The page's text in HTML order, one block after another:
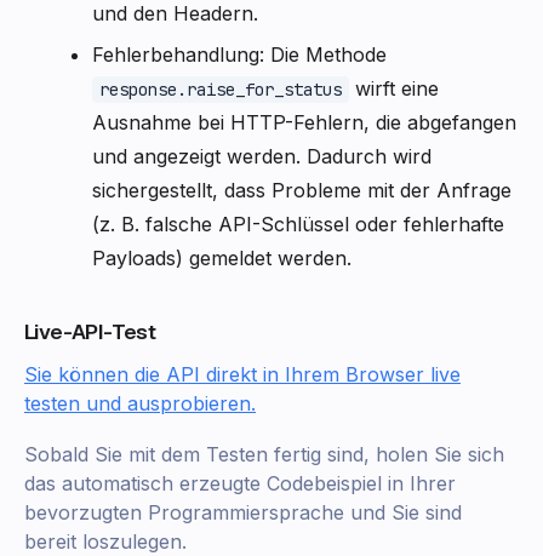
und den Headern.
Fehlerbehandlung: Die Methode
response.raise_for_status
wirft eine
Ausnahme bei HTTP-Fehlern, die abgefangen
und angezeigt werden. Dadurch wird
sichergestellt, dass Probleme mit der Anfrage
(z. B. falsche API-Schlüssel oder fehlerhafte
Payloads) gemeldet werden.
Live-API-Test
Sie können die API direkt in Ihrem Browser live
testen und ausprobieren.
Sobald Sie mit dem Testen fertig sind, holen Sie sich
das automatisch erzeugte Codebeispiel in Ihrer
bevorzugten Programmiersprache und Sie sind
bereit loszulegen.